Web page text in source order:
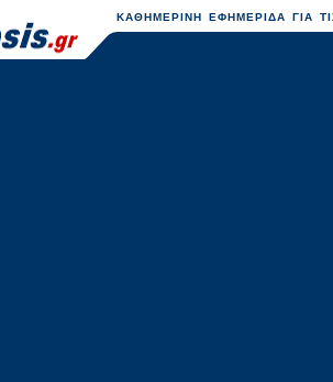
ΚΑΘΗΜΕΡΙΝΗ ΕΦΗΜΕΡΙΔΑ ΓΙΑ